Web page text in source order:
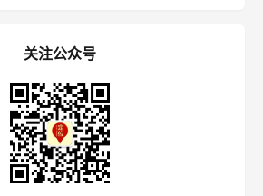
关注公众号